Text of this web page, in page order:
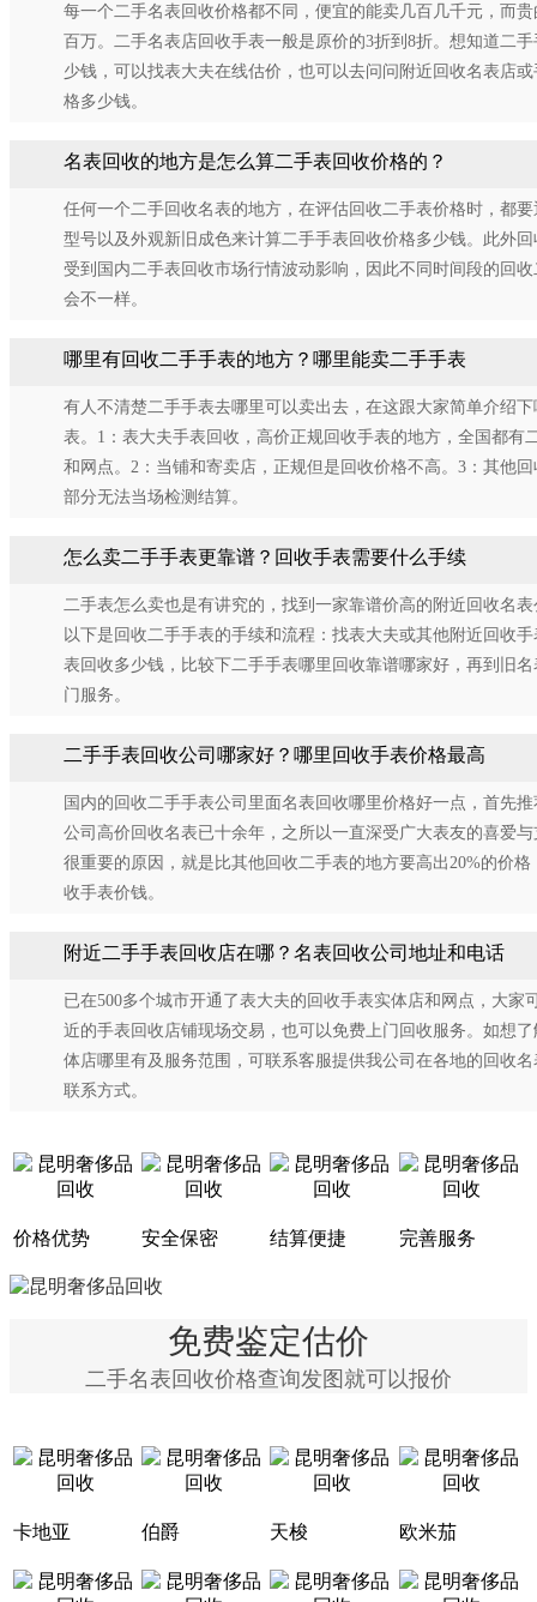
每一个二手名表回收价格都不同，便宜的能卖几百几千元，而
百万。二手名表店回收手表一般是原价的3折到8折。想知道二
少钱，可以找表大夫在线估价，也可以去问问附近回收名表店
格多少钱。
名表回收的地方是怎么算二手表回收价格的？
任何一个二手回收名表的地方，在评估回收二手表价格时，都
型号以及外观新旧成色来计算二手手表回收价格多少钱。此外
受到国内二手表回收市场行情波动影响，因此不同时间段的回
会不一样。
哪里有回收二手手表的地方？哪里能卖二手手表
有人不清楚二手手表去哪里可以卖出去，在这跟大家简单介绍
表。1：表大夫手表回收，高价正规回收手表的地方，全国都有
和网点。2：当铺和寄卖店，正规但是回收价格不高。3：其他回
部分无法当场检测结算。
怎么卖二手手表更靠谱？回收手表需要什么手续
二手表怎么卖也是有讲究的，找到一家靠谱价高的附近回收名
以下是回收二手手表的手续和流程：找表大夫或其他附近回收
表回收多少钱，比较下二手手表哪里回收靠谱哪家好，再到旧
门服务。
二手手表回收公司哪家好？哪里回收手表价格最高
国内的回收二手手表公司里面名表回收哪里价格好一点，首先
公司高价回收名表已十余年，之所以一直深受广大表友的喜爱
很重要的原因，就是比其他回收二手表的地方要高出20%的价格
收手表价钱。
附近二手手表回收店在哪？名表回收公司地址和电话
已在500多个城市开通了表大夫的回收手表实体店和网点，大家
近的手表回收店铺现场交易，也可以免费上门回收服务。如想
体店哪里有及服务范围，可联系客服提供我公司在各地的回收
联系方式。
价格优势 安全保密 结算便捷 完善服务
免费鉴定估价
二手名表回收价格查询发图就可以报价
卡地亚 伯爵 天梭 欧米茄